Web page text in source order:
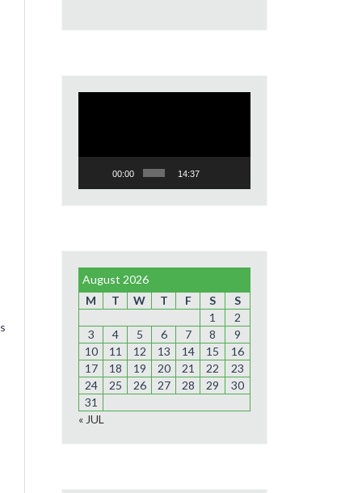
00:00 14:37
August 2026
M
T W T F S
S
1
2
3
4 5 6 7 8
9
10
11 12 13 14 15
16
17
18 19 20 21 22
23
24
25 26 27 28 29
30
31
« JUL